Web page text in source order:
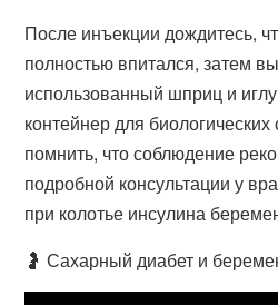
После инъекции дождитесь,
полностью впитался, затем
использованный шприц и
контейнер для
помнить, что соблюдение
подробной консультации у
при колотье инсулина
🤰 Сахарный диабет и